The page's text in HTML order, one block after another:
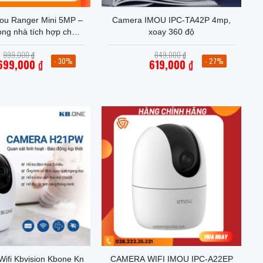
Ranger Mini 5MP –
nhà tích hợp chân
IPC K2MP 5HOWE
Xoay 360 Độ
999,000₫ gốc
là:
₫ - 30%
Camera IMOU IPC-TA42P 4mp,
xoay 360 độ
849,000₫ gốc
là:
619,000₫
619,000 ₫.
- 27%
Kbvision Kbone Kn
+
CAMERA WIFI IMOU IPC-A22EP